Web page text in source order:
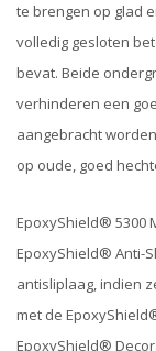
te brengen op glad
volledig gesloten
bevat. Beide
verhinderen een
aangebracht worden
op oude, goed
EpoxyShield® 5300
EpoxyShield® Anti-
antisliplaag, indien
met de
EpoxyShield®